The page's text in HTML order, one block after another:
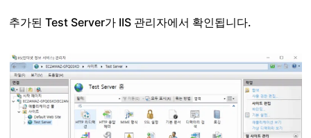
추가된 Test Server가 IIS 관리자에서 확인됩니다.